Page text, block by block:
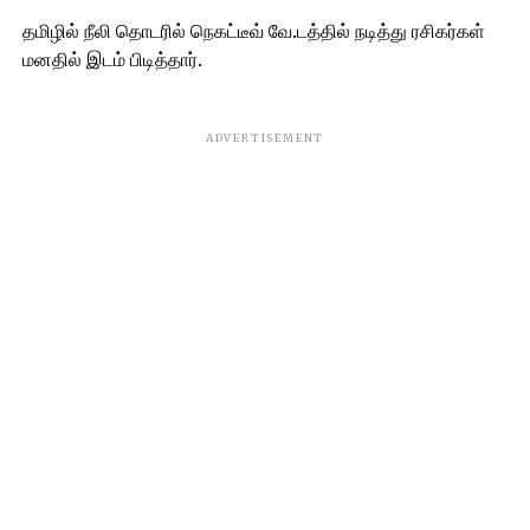
தமிழில் நீலி தொடரில் நெகட்டீவ் வே.டத்தில் நடித்து ரசிகர்கள்
மனதில் இடம் பிடித்தார்.
ADVERTISEMENT